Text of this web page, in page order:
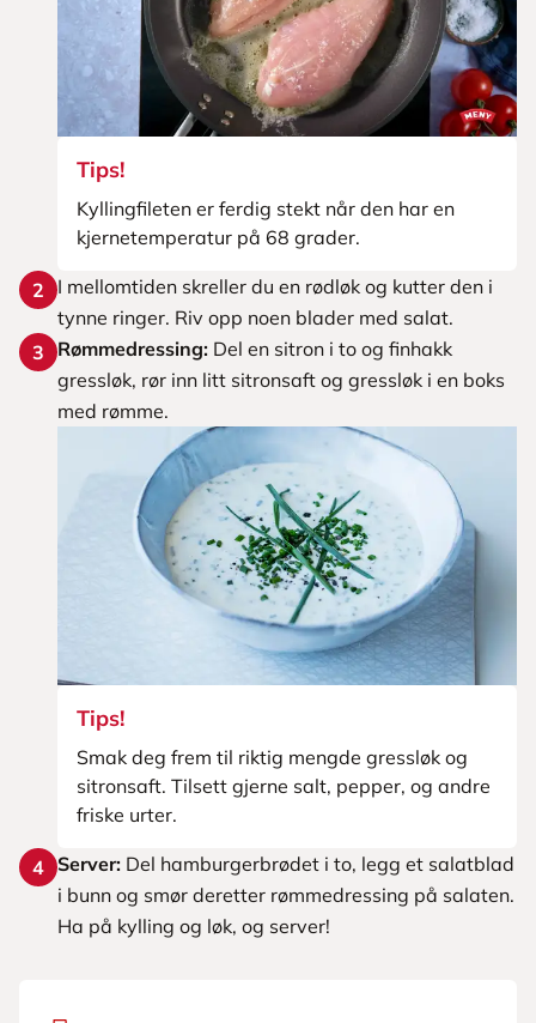
Tips!
Kyllingfileten er ferdig stekt når den har en
kjernetemperatur på 68 grader.
2
I mellomtiden skreller du en rødløk og kutter den i
tynne ringer. Riv opp noen blader med salat.
3
Rømmedressing: Del en sitron i to og finhakk
gressløk, rør inn litt sitronsaft og gressløk i en boks
med rømme.
Tips!
Smak deg frem til riktig mengde gressløk og
sitronsaft. Tilsett gjerne salt, pepper, og andre
friske urter.
4 Server: Del hamburgerbrødet i to, legg et salatblad
i bunn og smør deretter rømmedressing på salaten.
Ha på kylling og løk, og server!